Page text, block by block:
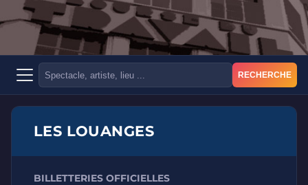
RECHERCHE
LES LOUANGES
BILLETTERIES OFFICIELLES